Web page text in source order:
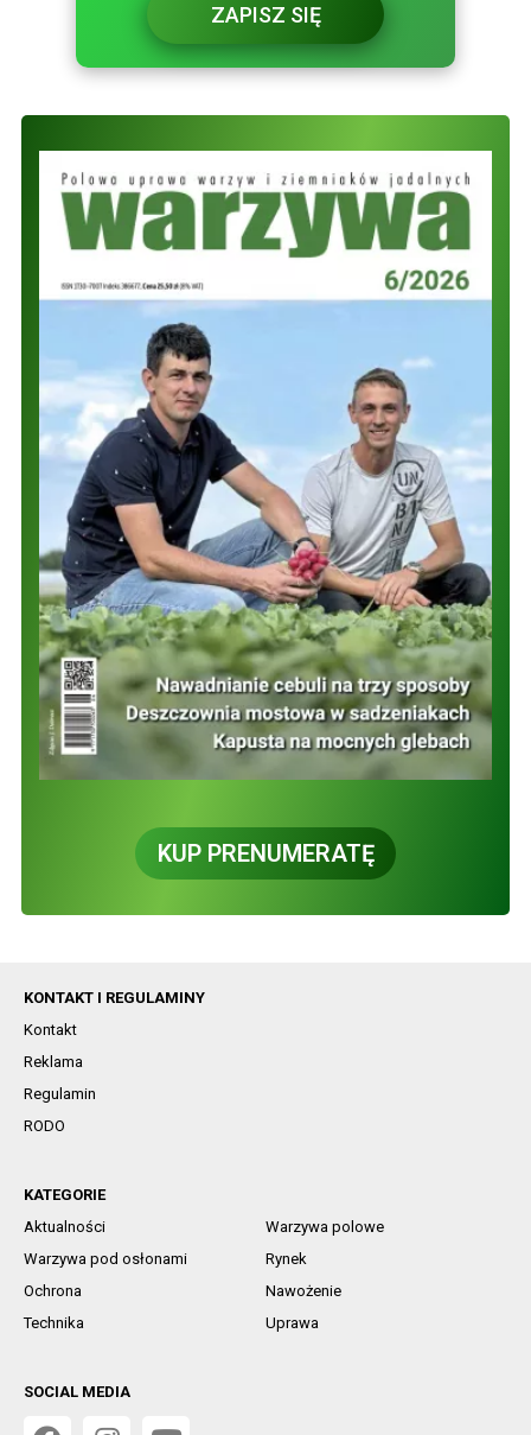
ZAPISZ SIĘ
KUP PRENUMERATĘ
KONTAKT I REGULAMINY
Kontakt
Reklama
Regulamin
RODO
KATEGORIE
Aktualności
Warzywa polowe
Warzywa pod osłonami
Rynek
Ochrona
Nawożenie
Technika
Uprawa
SOCIAL MEDIA